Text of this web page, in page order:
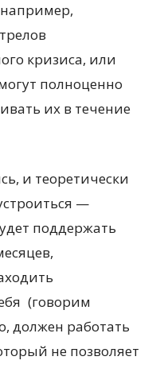
например,
кризиса, или
полноценно
их в течение
и теоретически
—
поддержать
(говорим
должен работать
не позволяет